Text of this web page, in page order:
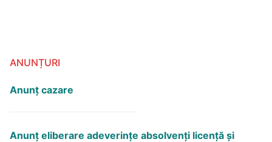
ANUNȚURI
Anunț cazare
Anunţ eliberare adeverinţe absolvenţi licență și